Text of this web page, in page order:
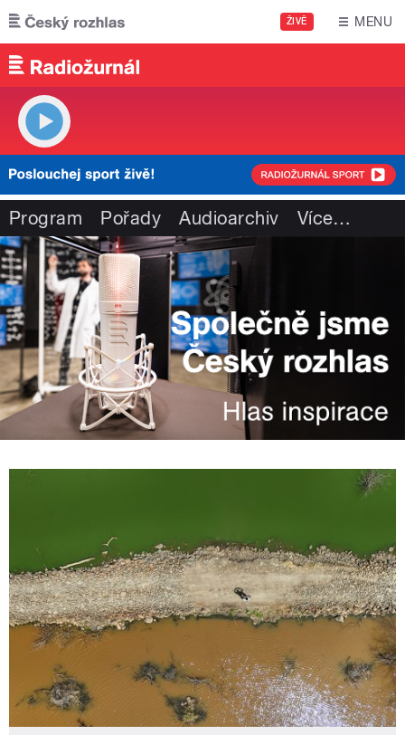
Přejít k hlavnímu obsahu
ŽIVĚ MENU
Program Pořady Audioarchiv Více…